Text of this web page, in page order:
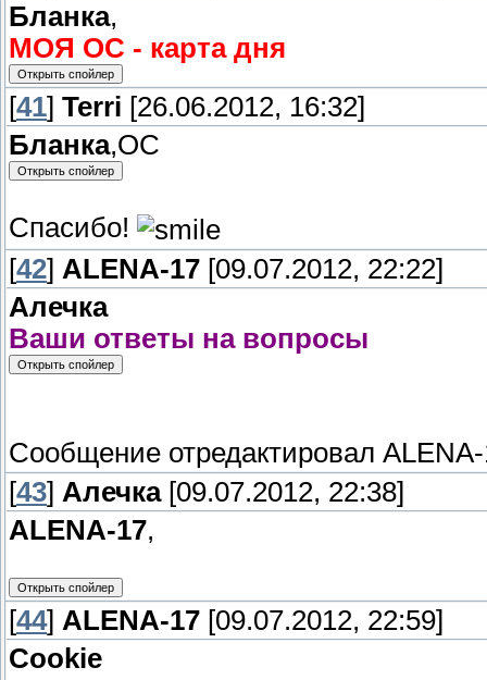
Бланка,
МОЯ ОС - карта дня
[41] Terri [26.06.2012, 16:32]
Бланка,ОС
Спасибо!
[42] ALENA-17 [09.07.2012, 22:22]
Алечка
Ваши ответы на вопросы
Сообщение отредактировал
[43] Алечка[09.07.2012, 22:38]
ALENA-17,
[44] ALENA-17 [09.07.2012, 22:59]
Cookie